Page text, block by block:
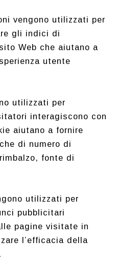
vengono utilizzati per
gli indici di
Web che aiutano a
utente
utilizzati per
interagiscono con
aiutano a fornire
di numero di
fonte di
utilizzati per
pubblicitari
pagine visitate in
l’efficacia della